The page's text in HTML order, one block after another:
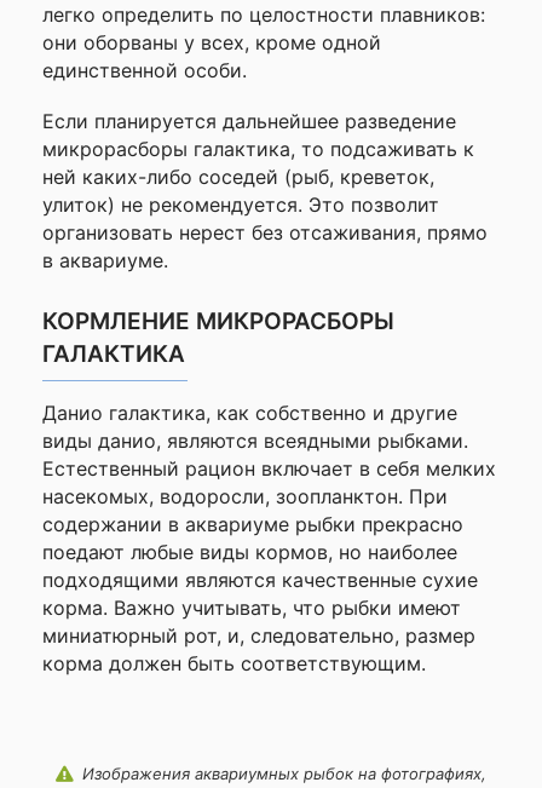
легко определить по целостности плавников:
они оборваны у всех, кроме одной
единственной особи.
Если планируется дальнейшее разведение
микрорасборы галактика, то подсаживать к
ней каких-либо соседей (рыб, креветок,
улиток) не рекомендуется. Это позволит
организовать нерест без отсаживания, прямо
в аквариуме.
КОРМЛЕНИЕ МИКРОРАСБОРЫ
ГАЛАКТИКА
Данио галактика, как собственно и другие
виды данио, являются всеядными рыбками.
Естественный рацион включает в себя мелких
насекомых, водоросли, зоопланктон. При
содержании в аквариуме рыбки прекрасно
поедают любые виды кормов, но наиболее
подходящими являются качественные сухие
корма. Важно учитывать, что рыбки имеют
миниатюрный рот, и, следовательно, размер
корма должен быть соответствующим.
Изображения аквариумных рыбок на фотографиях,